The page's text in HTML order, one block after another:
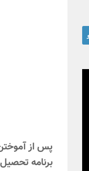
برنامه